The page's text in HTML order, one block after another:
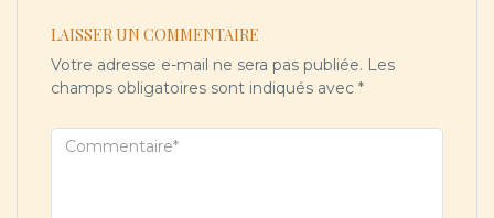
LAISSER UN COMMENTAIRE
Votre adresse e-mail ne sera pas publiée. Les
champs obligatoires sont indiqués avec *